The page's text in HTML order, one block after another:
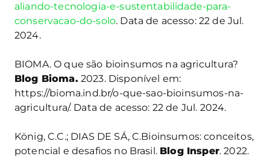
aliando-tecnologia-e-sustentabilidade-para-
conservacao-do-solo. Data de acesso: 22 de Jul.
2024.
BIOMA. O que são bioinsumos na agricultura?
Blog Bioma. 2023. Disponível em:
https://bioma.ind.br/o-que-sao-bioinsumos-na-
agricultura/. Data de acesso: 22 de Jul. 2024.
König, C.C.; DIAS DE SÁ, C.Bioinsumos: conceitos,
potencial e desafios no Brasil. Blog Insper. 2022.